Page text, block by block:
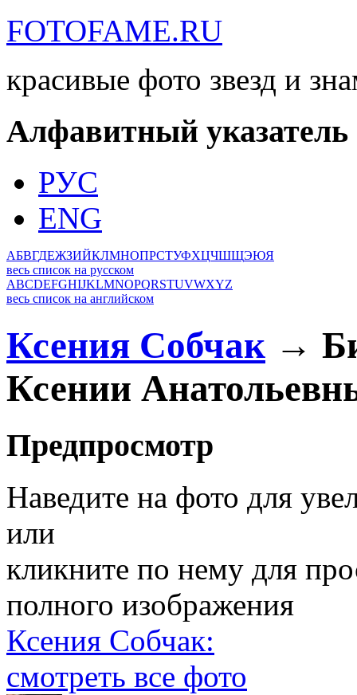
FOTOFAME.RU
красивые фото звезд и
Алфавитный указатель
РУС
ENG
АБВГДЕЖЗИЙКЛМНОПРСТУФХЦЧШЩЭЮЯ
весь список на русском
ABCDEFGHIJKLMNOPQRSTUVWXYZ
весь список на английском
Ксения Собчак →
Ксении
Предпросмотр
Наведите на фото для
или
кликните по нему для
полного изображения
Ксения Собчак:
смотреть все фото